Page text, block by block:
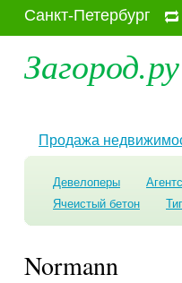
Санкт-Петербург
Загород.ру
Продажа
Девелоперы
Ячеистый бетон
Normann